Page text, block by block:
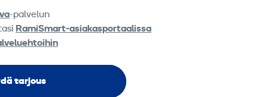
-palvelun
RamiSmart-asiakasportaalissa
tarjous